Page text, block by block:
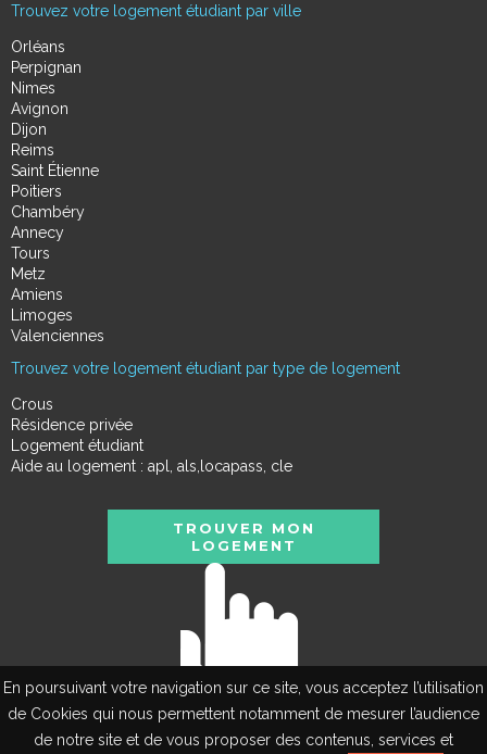
En poursuivant votre navigation sur ce site, vous acceptez l’utilisation
de Cookies qui nous permettent notamment de mesurer l’audience
de notre site et de vous proposer des contenus, services et
Trouvez votre logement étudiant par ville
Orléans
Perpignan
Nimes
Avignon
Dijon
Reims
Saint Étienne
Poitiers
Chambéry
Annecy
Tours
Metz
Amiens
Limoges
Valenciennes
Trouvez votre logement étudiant par type de logement
Crous
Résidence privée
Logement étudiant
Aide au logement : apl, als,locapass, cle
TROUVER MON
LOGEMENT